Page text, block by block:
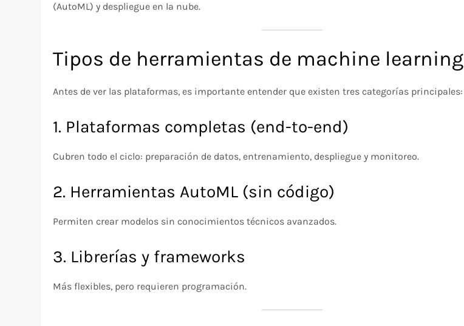
(AutoML) y despliegue en la nube.
Tipos de herramientas de machine learning
Antes de ver las plataformas, es importante entender que existen tres categorías principales:
1. Plataformas completas (end-to-end)
Cubren todo el ciclo: preparación de datos, entrenamiento, despliegue y monitoreo.
2. Herramientas AutoML (sin código)
Permiten crear modelos sin conocimientos técnicos avanzados.
3. Librerías y frameworks
Más flexibles, pero requieren programación.